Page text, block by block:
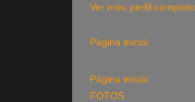
Ver meu perfil completo
Página inicial
Página inicial
FOTOS